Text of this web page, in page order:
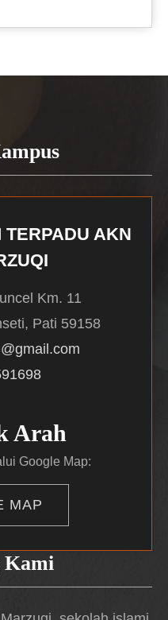
Kami
AKN
Km. 11
Pati 59158
Arah
Google Map:
MAP